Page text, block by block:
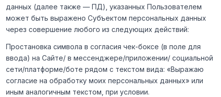
данных (далее также — ПД), указанных Пользователем
может быть выражено Субъектом персональных данных
через совершение любого из следующих действий:
Простановка символа в согласия чек-боксе (в поле для
ввода) на Сайте/ в мессенджере/приложении/ социальной
сети/платформе/боте рядом с текстом вида: «Выражаю
согласие на обработку моих персональных данных» или
иным аналогичным текстом, при условии.